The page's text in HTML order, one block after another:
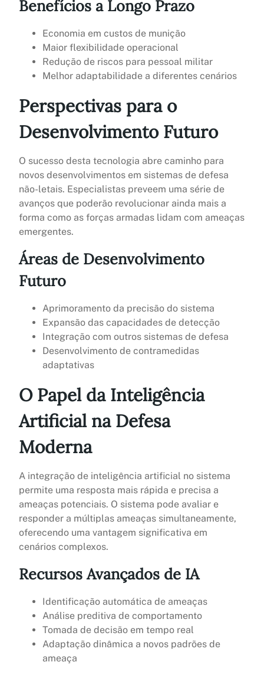
Benefícios a Longo Prazo
Economia em custos de munição
Maior flexibilidade operacional
Redução de riscos para pessoal militar
Melhor adaptabilidade a diferentes cenários
Perspectivas para o
Desenvolvimento Futuro
O sucesso desta tecnologia abre caminho para
novos desenvolvimentos em sistemas de defesa
não-letais. Especialistas preveem uma série de
avanços que poderão revolucionar ainda mais a
forma como as forças armadas lidam com ameaças
emergentes.
Áreas de Desenvolvimento
Futuro
Aprimoramento da precisão do sistema
Expansão das capacidades de detecção
Integração com outros sistemas de defesa
Desenvolvimento de contramedidas
adaptativas
O Papel da Inteligência
Artificial na Defesa
Moderna
A integração de inteligência artificial no sistema
permite uma resposta mais rápida e precisa a
ameaças potenciais. O sistema pode avaliar e
responder a múltiplas ameaças simultaneamente,
oferecendo uma vantagem significativa em
cenários complexos.
Recursos Avançados de IA
Identificação automática de ameaças
Análise preditiva de comportamento
Tomada de decisão em tempo real
Adaptação dinâmica a novos padrões de
ameaça